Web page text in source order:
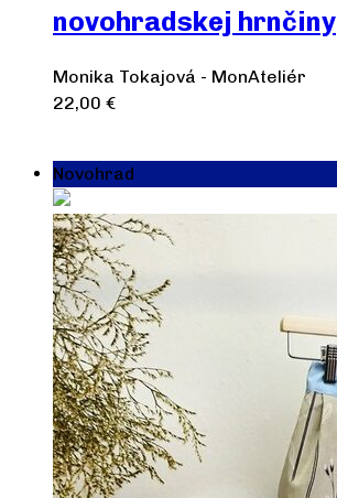
novohradskej hrnčiny
Monika Tokajová - MonAteliér
22,00 €
Novohrad